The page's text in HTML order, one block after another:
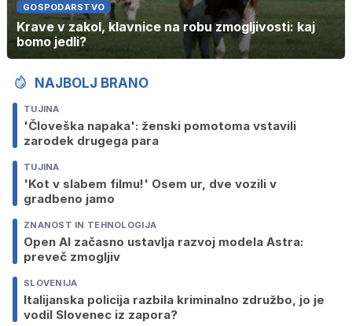
GOSPODARSTVO
Krave v zakol, klavnice na robu zmogljivosti: kaj
bomo jedli?
NAJBOLJ BRANO
TUJINA
'Človeška napaka': ženski pomotoma vstavili
zarodek drugega para
TUJINA
'Kot v slabem filmu!' Osem ur, dve vozili v
gradbeno jamo
ZNANOST IN TEHNOLOGIJA
Open AI začasno ustavlja razvoj modela Astra:
preveč zmogljiv
SLOVENIJA
Italijanska policija razbila kriminalno združbo, jo je
vodil Slovenec iz zapora?